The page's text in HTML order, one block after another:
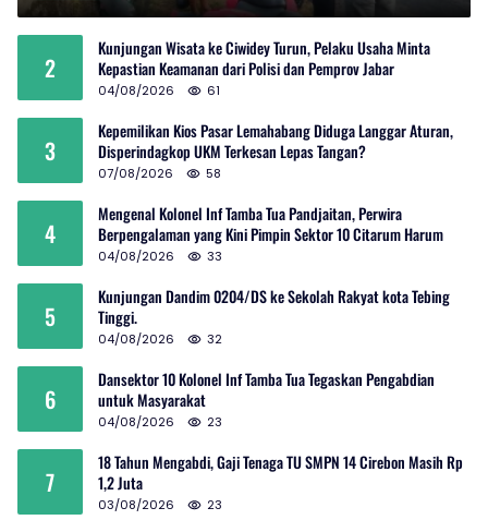
2
Kunjungan Wisata ke Ciwidey Turun, Pelaku Usaha Minta
Kepastian Keamanan dari Polisi dan Pemprov Jabar
04/08/2026 61
3
Kepemilikan Kios Pasar Lemahabang Diduga Langgar Aturan,
Disperindagkop UKM Terkesan Lepas Tangan?
07/08/2026 58
4
Mengenal Kolonel Inf Tamba Tua Pandjaitan, Perwira
Berpengalaman yang Kini Pimpin Sektor 10 Citarum Harum
04/08/2026 33
5
Kunjungan Dandim 0204/DS ke Sekolah Rakyat kota Tebing
Tinggi.
04/08/2026 32
6
Dansektor 10 Kolonel Inf Tamba Tua Tegaskan Pengabdian
untuk Masyarakat
04/08/2026 23
7
18 Tahun Mengabdi, Gaji Tenaga TU SMPN 14 Cirebon Masih Rp
1,2 Juta
03/08/2026 23